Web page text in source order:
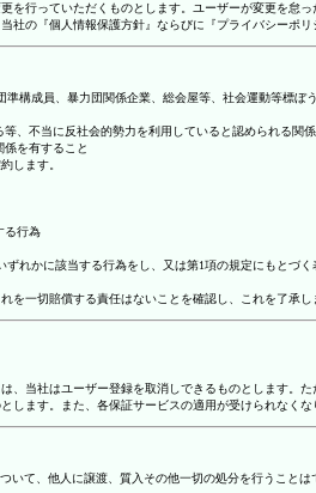
行っていただくものとします。ユーザーが変更を
の『個人情報保護方針』ならびに『プライバシーポリ
構成員、暴力団関係企業、総会屋等、社会運動等標
、不当に反社会的勢力を利用していると認められる関
を有すること
します。
る行為
れかに該当する行為をし、又は第1項の規定にもと
一切賠償する責任はないことを確認し、これを了承し
当社はユーザー登録を取消しできるものとします
ます。また、各保証サービスの適用が受けられな
て、他人に譲渡、質入その他一切の処分を行うことは